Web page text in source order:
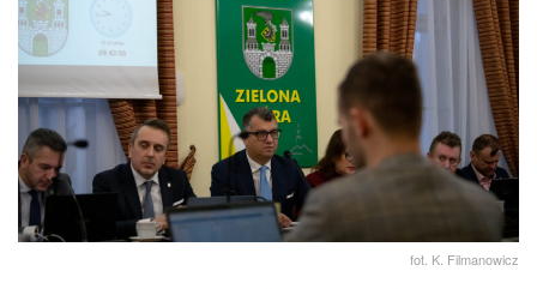
fot. K. Filmanowicz